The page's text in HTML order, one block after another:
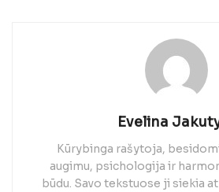
Evelina
Kūrybinga rašytoja,
augimu, psichologija ir
būdu. Savo tekstuose ji siekia